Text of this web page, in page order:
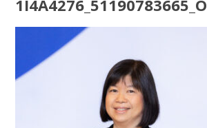
1I4A4276_51190783665_O